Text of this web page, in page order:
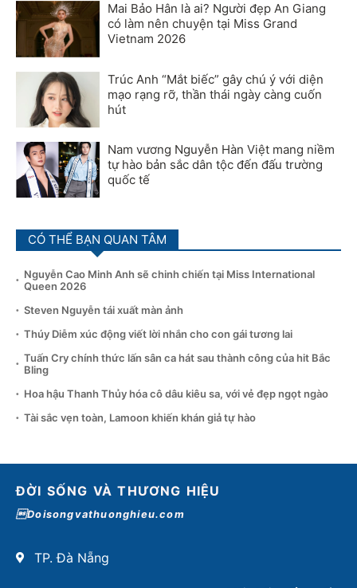
Mai Bảo Hân là ai? Người đẹp An Giang
có làm nên chuyện tại Miss Grand
Vietnam 2026
Trúc Anh “Mắt biếc” gây chú ý với diện
mạo rạng rỡ, thần thái ngày càng cuốn
hút
Nam vương Nguyễn Hàn Việt mang niềm
tự hào bản sắc dân tộc đến đấu trường
quốc tế
CÓ THỂ BẠN QUAN TÂM
Nguyễn Cao Minh Anh sẽ chinh chiến tại Miss International
Queen 2026
Steven Nguyễn tái xuất màn ảnh
Thúy Diễm xúc động viết lời nhắn cho con gái tương lai
Tuấn Cry chính thức lấn sân ca hát sau thành công của hit Bắc
Bling
Hoa hậu Thanh Thủy hóa cô dâu kiêu sa, với vẻ đẹp ngọt ngào
Tài sắc vẹn toàn, Lamoon khiến khán giả tự hào
ĐỜI SỐNG VÀ THƯƠNG HIỆU
Doisongvathuonghieu.com
TP. Đà Nẵng